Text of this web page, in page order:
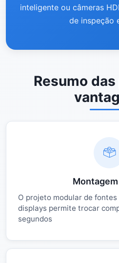
inteligente ou câmeras
de inspeção
Resumo
O projeto modular de
displays permite trocar
segundos